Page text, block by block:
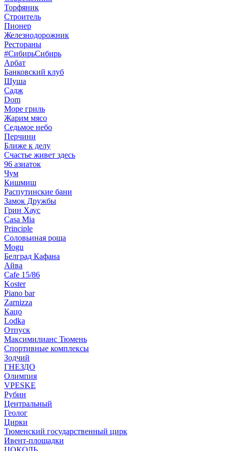
Торфяник
Строитель
Пионер
Железнодорожник
Рестораны
#СибирьСибирь
Арбат
Банковский клуб
Шуша
Садж
Dom
Море гриль
Жарим мясо
Седьмое небо
Перчини
Ближе к делу
Счастье живет здесь
96 азиаток
Чум
Кишмиш
Распутинские бани
Замок Дружбы
Грин Хаус
Casa Mia
Principle
Соловьиная роща
Mogu
Белград Кафана
Айва
Cafe 15/86
Koster
Piano bar
Zarnizza
Кацо
Lodka
Отпуск
Максимилианс Тюмень
Спортивные комплексы
Зодчий
ГНЕЗДО
Олимпия
VPESKE
Рубин
Центральный
Геолог
Цирки
Тюменский государственный цирк
Ивент-площадки